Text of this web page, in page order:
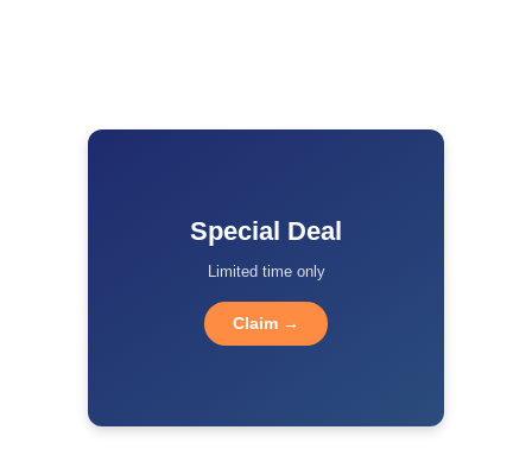
Special Deal
Limited time only
Claim →